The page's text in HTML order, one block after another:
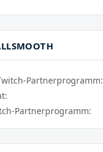
Partnerprogramm:
Partnerprogramm: